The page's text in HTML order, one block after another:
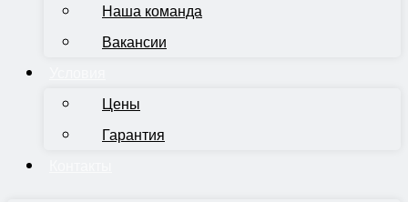
Наша команда
Вакансии
Цены
Гарантия